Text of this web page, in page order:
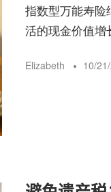
指数型万能寿险
活的现金价值增
Elizabeth 10/